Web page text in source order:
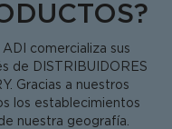
comercializa sus
de DISTRIBUIDORES
Gracias a nuestros
los establecimientos
nuestra geografía.